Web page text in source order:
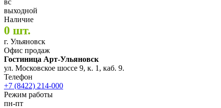
вс
выходной
Наличие
0 шт.
г. Ульяновск
Офис продаж
Гостиница Арт-Ульяновск
ул. Московское шоссе 9, к. 1, каб. 9.
Телефон
+7 (8422) 214-000
Режим работы
пн-пт